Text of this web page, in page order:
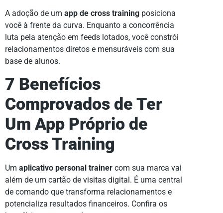
A adoção de um app de cross training posiciona
você à frente da curva. Enquanto a concorrência
luta pela atenção em feeds lotados, você constrói
relacionamentos diretos e mensuráveis com sua
base de alunos.
7 Benefícios
Comprovados de Ter
Um App Próprio de
Cross Training
Um aplicativo personal trainer com sua marca vai
além de um cartão de visitas digital. É uma central
de comando que transforma relacionamentos e
potencializa resultados financeiros. Confira os